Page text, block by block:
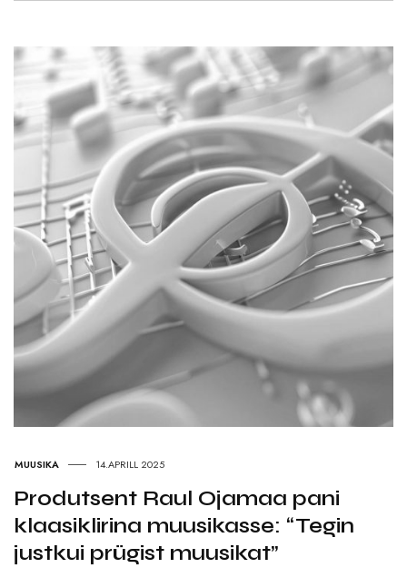
MUUSIKA 14.APRILL 2025
Produtsent Raul Ojamaa pani
klaasiklirina muusikasse: “Tegin
justkui prügist muusikat”